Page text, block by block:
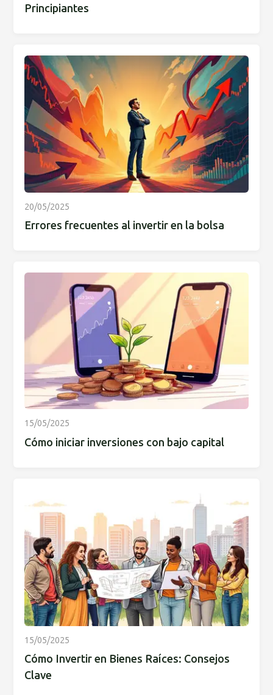
Principiantes
20/05/2025
Errores frecuentes al invertir en la bolsa
15/05/2025
Cómo iniciar inversiones con bajo capital
15/05/2025
Cómo Invertir en Bienes Raíces: Consejos
Clave